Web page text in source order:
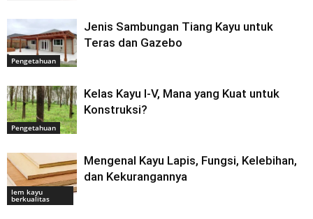
Pengetahuan
Jenis Sambungan Tiang Kayu untuk
Teras dan Gazebo
Pengetahuan
Kelas Kayu I-V, Mana yang Kuat untuk
Konstruksi?
lem kayu
berkualitas
Mengenal Kayu Lapis, Fungsi, Kelebihan,
dan Kekurangannya